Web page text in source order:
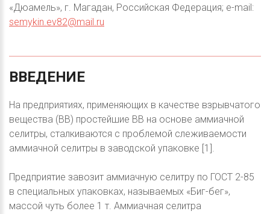
«Дюамель», г. Магадан, Российская Федерация; e-mail:
semykin.ev82@mail.ru
ВВЕДЕНИЕ
На предприятиях, применяющих в качестве взрывчатого
вещества (ВВ) простейшие ВВ на основе аммиачной
селитры, сталкиваются с проблемой слеживаемости
аммиачной селитры в заводской упаковке [1].
Предприятие завозит аммиачную селитру по ГОСТ 2-85
в специальных упаковках, называемых «Биг-бег»,
массой чуть более 1 т. Аммиачная селитра